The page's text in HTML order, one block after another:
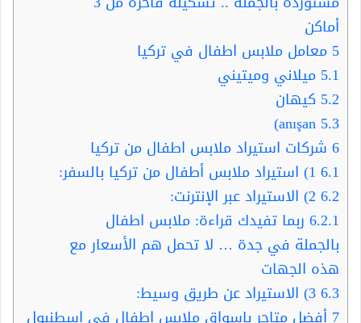
أماكن
5 معامل ملابس اطفال في تركيا
5.1 ميلاني وميتيني
5.2 كيهان
5.3
6 شركات استيراد ملابس اطفال من تركيا
6.1
6.2
6.2.1 ربما تفيدك قراءة: ملابس اطفال
بالجملة في جدة … لا تحمل هم الأسعار مع
هذه الجهات
6.3
7 أفضل متاجر باسواق ملابس اطفال في اسطنبول